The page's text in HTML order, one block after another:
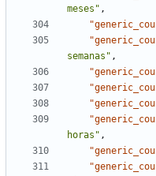
meses" ,
semanas" ,
horas" ,